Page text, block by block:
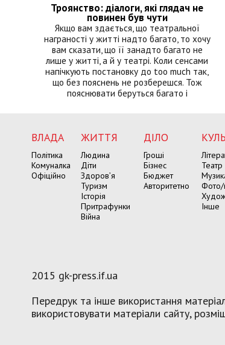
Троянство: діалоги, які глядач не
повинен був чути
Якщо вам здається, що театральної
награності у житті надто багато, то хочу
вам сказати, що її занадто багато не
лише у житті, а й у театрі. Коли сенсами
напічкують постановку до too much так,
що без пояснень не розберешся. Тож
пояснювати беруться багато і
ВЛАДА
Політика
Комуналка
Офіційно
ЖИТТЯ
Людина
Діти
Здоров’я
Туризм
Історія
Притрафунки
Війна
ДІЛО
Гроші
Бізнес
Бюджет
Авторитетно
Театр
Фото/
Інше
2015 gk-press.if.ua
Передрук та інше використання
використовувати матеріали сайту,